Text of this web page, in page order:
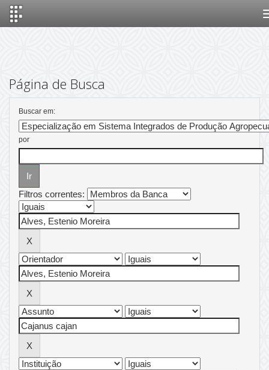
Página de Busca
Buscar em:
por
Filtros correntes: